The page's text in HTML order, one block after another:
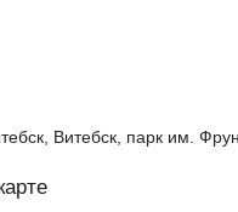
Витебск, парк им.